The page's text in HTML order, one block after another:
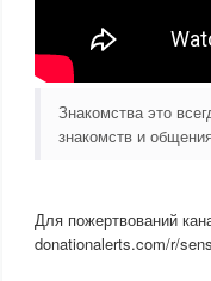
Знакомства это
знакомств и
Для пожертвований
donationalerts.com/r/